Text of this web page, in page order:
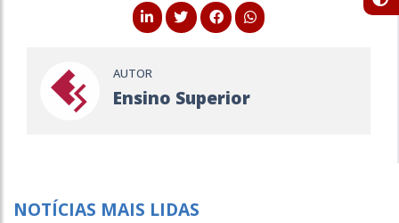
AUTOR
Ensino Superior
NOTÍCIAS MAIS LIDAS